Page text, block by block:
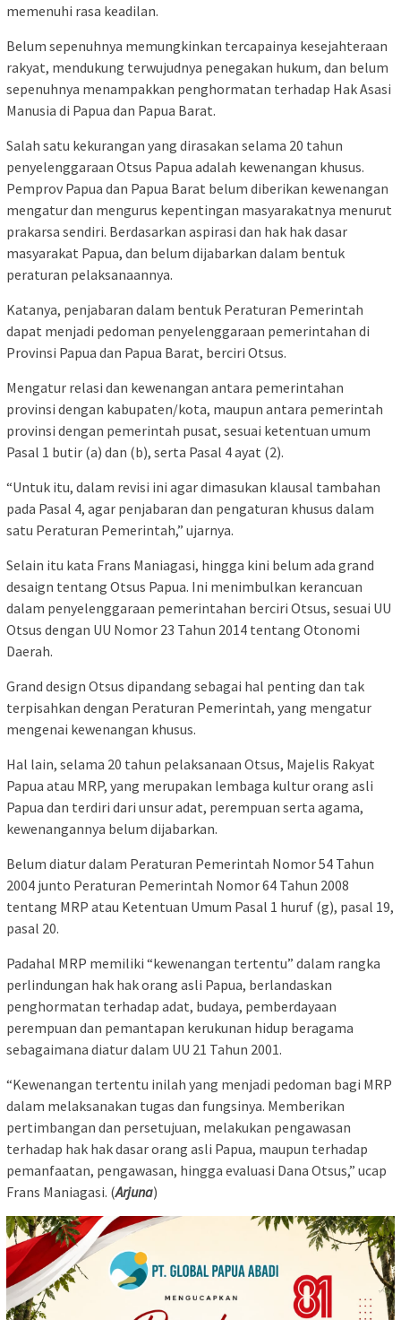
memenuhi rasa keadilan.
Belum sepenuhnya memungkinkan tercapainya kesejahteraan
rakyat, mendukung terwujudnya penegakan hukum, dan belum
sepenuhnya menampakkan penghormatan terhadap Hak Asasi
Manusia di Papua dan Papua Barat.
Salah satu kekurangan yang dirasakan selama 20 tahun
penyelenggaraan Otsus Papua adalah kewenangan khusus.
Pemprov Papua dan Papua Barat belum diberikan kewenangan
mengatur dan mengurus kepentingan masyarakatnya menurut
prakarsa sendiri. Berdasarkan aspirasi dan hak hak dasar
masyarakat Papua, dan belum dijabarkan dalam bentuk
peraturan pelaksanaannya.
Katanya, penjabaran dalam bentuk Peraturan Pemerintah
dapat menjadi pedoman penyelenggaraan pemerintahan di
Provinsi Papua dan Papua Barat, berciri Otsus.
Mengatur relasi dan kewenangan antara pemerintahan
provinsi dengan kabupaten/kota, maupun antara pemerintah
provinsi dengan pemerintah pusat, sesuai ketentuan umum
Pasal 1 butir (a) dan (b), serta Pasal 4 ayat (2).
“Untuk itu, dalam revisi ini agar dimasukan klausal tambahan
pada Pasal 4, agar penjabaran dan pengaturan khusus dalam
satu Peraturan Pemerintah,” ujarnya.
Selain itu kata Frans Maniagasi, hingga kini belum ada grand
desaign tentang Otsus Papua. Ini menimbulkan kerancuan
dalam penyelenggaraan pemerintahan berciri Otsus, sesuai UU
Otsus dengan UU Nomor 23 Tahun 2014 tentang Otonomi
Daerah.
Grand design Otsus dipandang sebagai hal penting dan tak
terpisahkan dengan Peraturan Pemerintah, yang mengatur
mengenai kewenangan khusus.
Hal lain, selama 20 tahun pelaksanaan Otsus, Majelis Rakyat
Papua atau MRP, yang merupakan lembaga kultur orang asli
Papua dan terdiri dari unsur adat, perempuan serta agama,
kewenangannya belum dijabarkan.
Belum diatur dalam Peraturan Pemerintah Nomor 54 Tahun
2004 junto Peraturan Pemerintah Nomor 64 Tahun 2008
tentang MRP atau Ketentuan Umum Pasal 1 huruf (g), pasal 19,
pasal 20.
Padahal MRP memiliki “kewenangan tertentu” dalam rangka
perlindungan hak hak orang asli Papua, berlandaskan
penghormatan terhadap adat, budaya, pemberdayaan
perempuan dan pemantapan kerukunan hidup beragama
sebagaimana diatur dalam UU 21 Tahun 2001.
“Kewenangan tertentu inilah yang menjadi pedoman bagi MRP
dalam melaksanakan tugas dan fungsinya. Memberikan
pertimbangan dan persetujuan, melakukan pengawasan
terhadap hak hak dasar orang asli Papua, maupun terhadap
pemanfaatan, pengawasan, hingga evaluasi Dana Otsus,” ucap
Frans Maniagasi. (Arjuna)